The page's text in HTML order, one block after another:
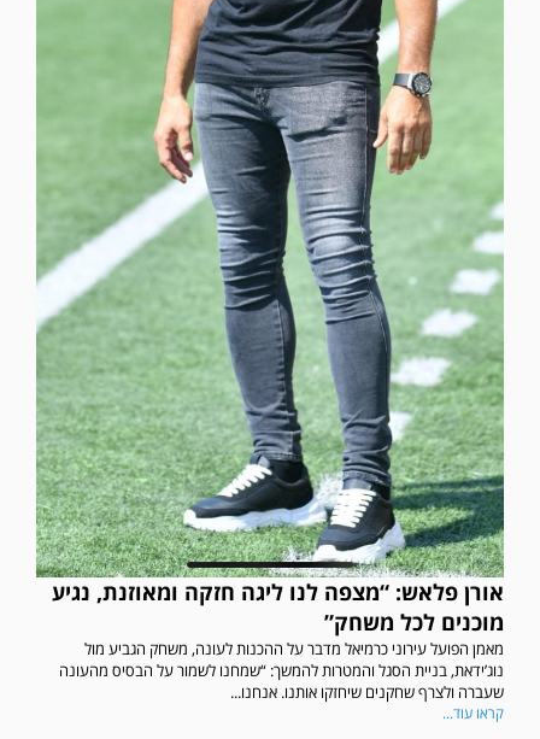
אורן פלאש: “מצפה לנו ליגה חזקה ומאוזנת, נגיע
מוכנים לכל משחק”
מאמן הפועל עירוני כרמיאל מדבר על ההכנות לעונה, משחק הגביע מול
נוג’ידאת, בניית הסגל והמטרות להמשך: “שמחנו לשמור על הבסיס מהעונה
שעברה ולצרף שחקנים שיחזקו אותנו. אנחנו...
קראו עוד...